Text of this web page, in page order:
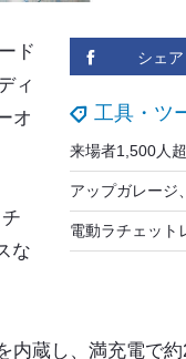
シェア
工具・ツ
ド
ィ
オ
な
内蔵し、満充電で